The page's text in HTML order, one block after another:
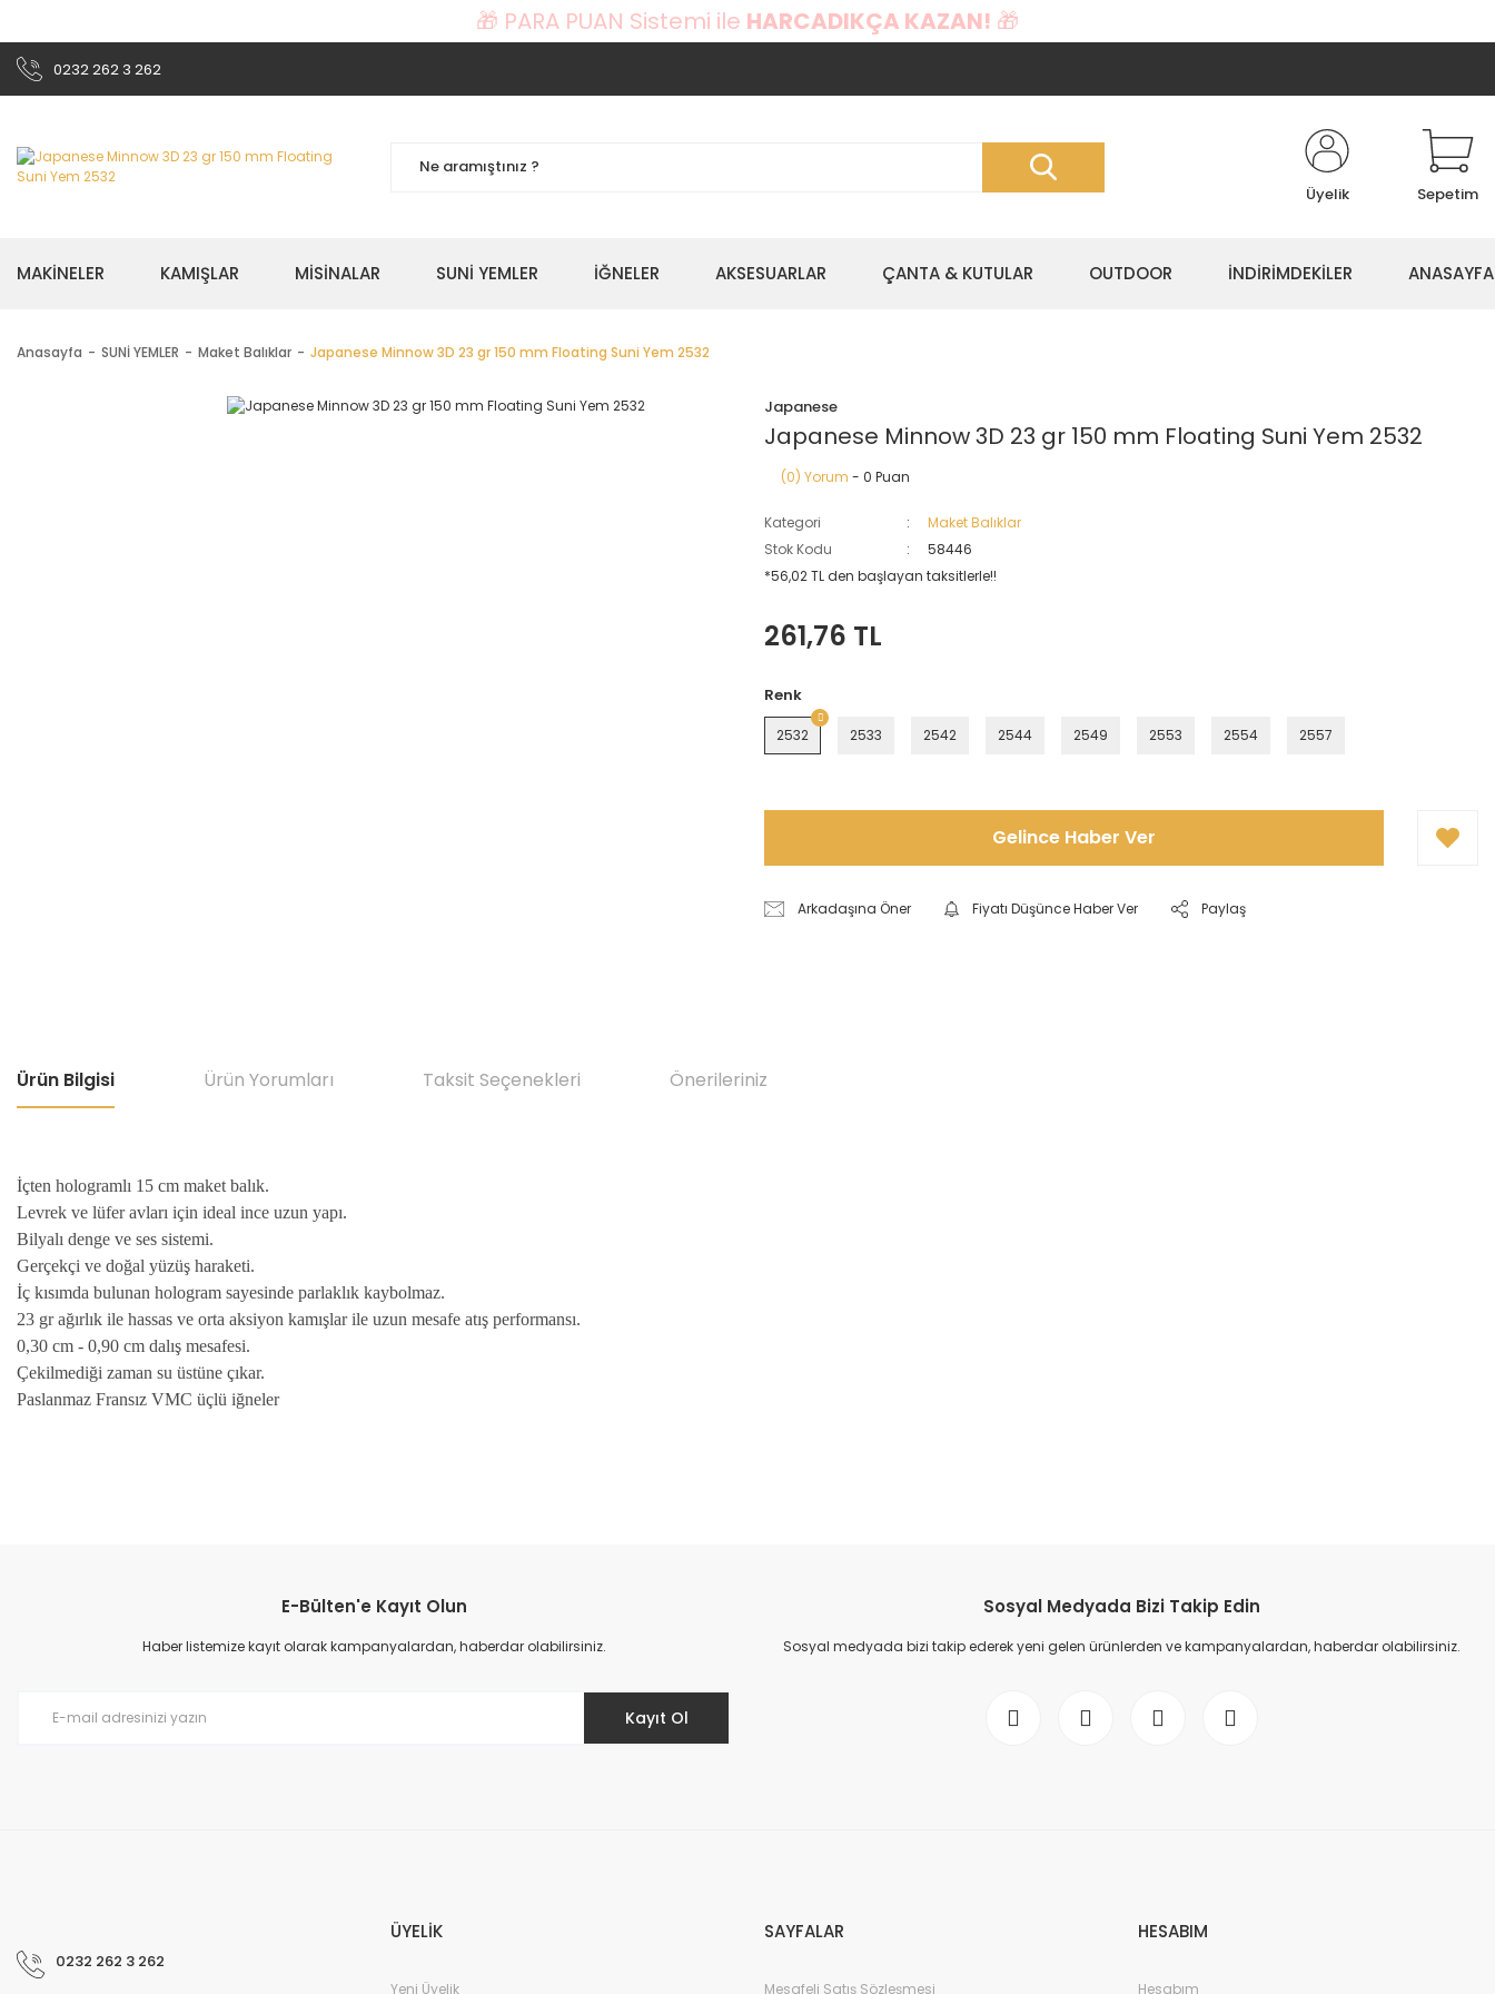
🎁 PARA PUAN Sistemi ile HARCADIKÇA KAZAN! 🎁
0232 262 3 262
Üyelik Sepetim
MAKİNELER KAMIŞLAR MİSİNALAR SUNİ YEMLER İĞNELER AKSESUARLAR ÇANTA & KUTULAR OUTDOOR İNDİRİMDEKİLER ANASAYFA
Anasayfa SUNİ YEMLER Maket Balıklar Japanese Minnow 3D 23 gr 150 mm Floating Suni Yem 2532
Japanese
Japanese Minnow 3D 23 gr 150 mm Floating Suni Yem 2532
(0) Yorum - 0 Puan
Kategori
Maket Balıklar
Stok Kodu
58446
*56,02 TL den başlayan taksitlerle!!
261,76 TL
Renk
2532 2533 2542 2544 2549 2553 2554 2557
Gelince Haber Ver
Arkadaşına Öner Fiyatı Düşünce Haber Ver Paylaş
Ürün Bilgisi Ürün Yorumları Taksit Seçenekleri Önerileriniz
İçten hologramlı 15 cm maket balık.
Levrek ve lüfer avları için ideal ince uzun yapı.
Bilyalı denge ve ses sistemi.
Gerçekçi ve doğal yüzüş haraketi.
İç kısımda bulunan hologram sayesinde parlaklık kaybolmaz.
23 gr ağırlık ile hassas ve orta aksiyon kamışlar ile uzun mesafe atış performansı.
0,30 cm - 0,90 cm dalış mesafesi.
Çekilmediği zaman su üstüne çıkar.
Paslanmaz Fransız VMC üçlü iğneler
Ürün resmi kalitesiz, bozuk veya görüntülenemiyor.
Ürün açıklamasında eksik bilgiler bulunuyor.
E-Bülten'e Kayıt Olun
Haber listemize kayıt olarak kampanyalardan, haberdar olabilirsiniz.
Kayıt Ol
Sosyal Medyada Bizi Takip Edin
Sosyal medyada bizi takip ederek yeni gelen ürünlerden ve kampanyalardan, haberdar olabilirsiniz.
0232 262 3 262
ÜYELİK
Yeni Üyelik
SAYFALAR
Mesafeli Satış Sözleşmesi
HESABIM
Hesabım